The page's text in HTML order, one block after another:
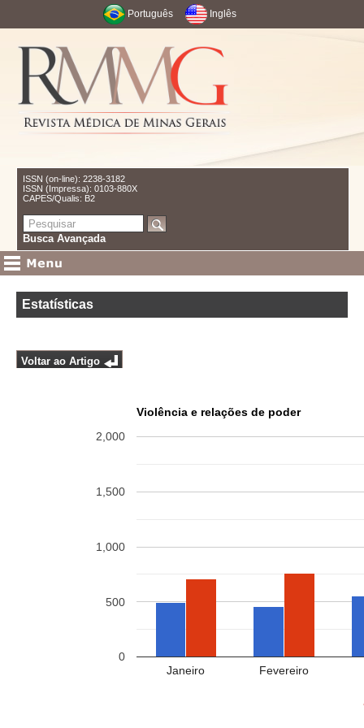
Português Inglês
ISSN (on-line): 2238-3182
ISSN (Impressa): 0103-880X
CAPES/Qualis: B2
Busca Avançada
Estatísticas
Voltar ao Artigo
Violência e relações de poder
Janeiro Fevereiro
0
500
1,000
1,500
2,000